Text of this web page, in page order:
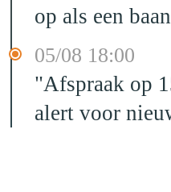
op als een baan
05/08 18:00
"Afspraak op
alert voor